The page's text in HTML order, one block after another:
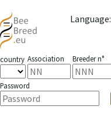
Language:
country Association Breeder n°
Password